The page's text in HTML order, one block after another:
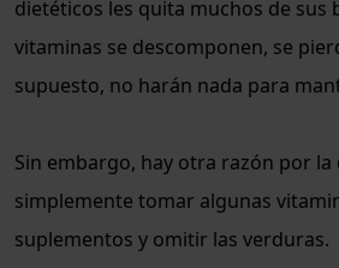
dietéticos les quita muchos de sus
vitaminas se descomponen, se
supuesto, no harán nada para
Sin embargo, hay otra razón por la
simplemente tomar algunas
suplementos y omitir las verduras.